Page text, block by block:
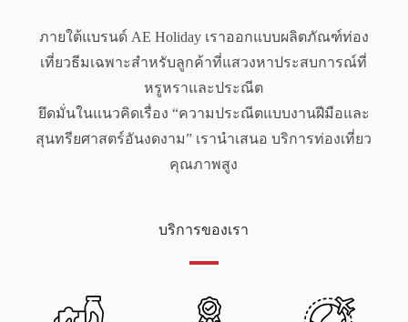
ภายใต้แบรนด์ AE Holiday เราออกแบบผลิตภัณฑ์ท่อง
เที่ยวธีมเฉพาะสำหรับลูกค้าที่แสวงหาประสบการณ์ที่
หรูหราและประณีต
ยึดมั่นในแนวคิดเรื่อง “ความประณีตแบบงานฝีมือและ
สุนทรียศาสตร์อันงดงาม” เรานำเสนอ บริการท่องเที่ยว
คุณภาพสูง
บริการของเรา